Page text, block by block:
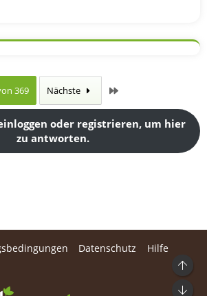
369 Nächste
oder registrieren, um hier
zu antworten.
Datenschutz
Hilfe